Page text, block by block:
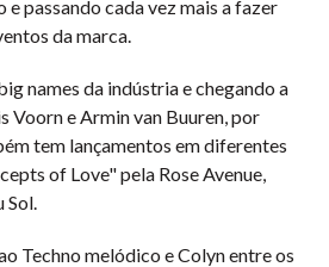
passando cada vez mais a fazer
da marca.
names da indústria e chegando a
Voorn e Armin van Buuren, por
tem lançamentos em diferentes
of Love" pela Rose Avenue,
Sol.
Techno melódico e Colyn entre os